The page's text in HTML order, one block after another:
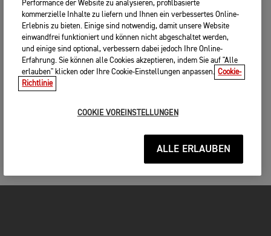
Performance der Website zu analysieren, profilbasierte
kommerzielle Inhalte zu liefern und Ihnen ein verbessertes Online-
Erlebnis zu bieten. Einige sind notwendig, damit unsere Website
einwandfrei funktioniert und können nicht abgeschaltet werden,
und einige sind optional, verbessern dabei jedoch Ihre Online-
Erfahrung. Sie können alle Cookies akzeptieren, indem Sie auf "Alle
erlauben" klicken oder Ihre Cookie-Einstellungen anpassen. Cookie-
Richtlinie
COOKIE VOREINSTELLUNGEN
ALLE ERLAUBEN